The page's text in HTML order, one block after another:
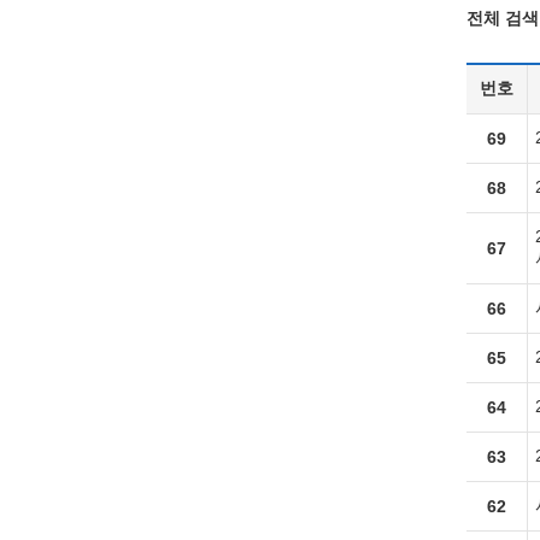
전체 검
번호
69
68
67
66
65
64
63
62